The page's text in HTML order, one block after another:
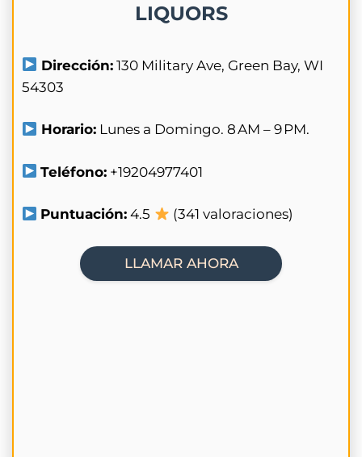
LIQUORS
Dirección: 130 Military Ave, Green Bay, WI
54303
Horario: Lunes a Domingo. 8 AM – 9 PM.
Teléfono: +19204977401
Puntuación: 4.5 (341 valoraciones)
LLAMAR AHORA